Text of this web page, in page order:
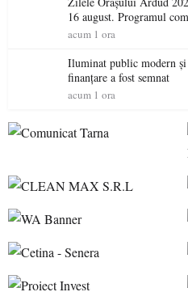
16 august. Programul
acum 1 ora
Iluminat public modern
finanțare a fost semnat
acum 1 ora